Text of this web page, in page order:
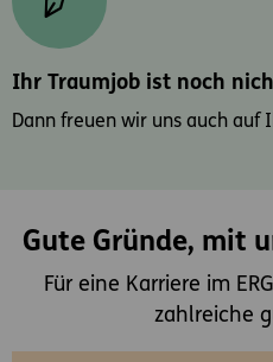
Ihr Traumjob ist noch
Dann freuen wir uns auch auf
Gute Gründe, mit
Für eine Karriere im
zahlreiche